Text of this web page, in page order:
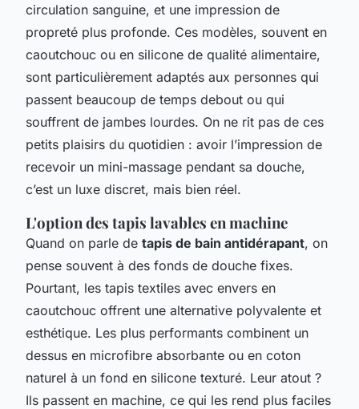
circulation sanguine, et une impression de
propreté plus profonde. Ces modèles, souvent en
caoutchouc ou en silicone de qualité alimentaire,
sont particulièrement adaptés aux personnes qui
passent beaucoup de temps debout ou qui
souffrent de jambes lourdes. On ne rit pas de ces
petits plaisirs du quotidien : avoir l’impression de
recevoir un mini-massage pendant sa douche,
c’est un luxe discret, mais bien réel.
L'option des tapis lavables en machine
Quand on parle de tapis de bain antidérapant, on
pense souvent à des fonds de douche fixes.
Pourtant, les tapis textiles avec envers en
caoutchouc offrent une alternative polyvalente et
esthétique. Les plus performants combinent un
dessus en microfibre absorbante ou en coton
naturel à un fond en silicone texturé. Leur atout ?
Ils passent en machine, ce qui les rend plus faciles